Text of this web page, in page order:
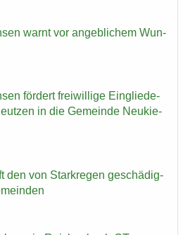
warnt vor an­geb­li­chem Wun­
för­dert frei­wil­li­ge Ein­glie­de­
in die Ge­mein­de Neu­kie­
den von Stark­re­gen ge­schä­dig­